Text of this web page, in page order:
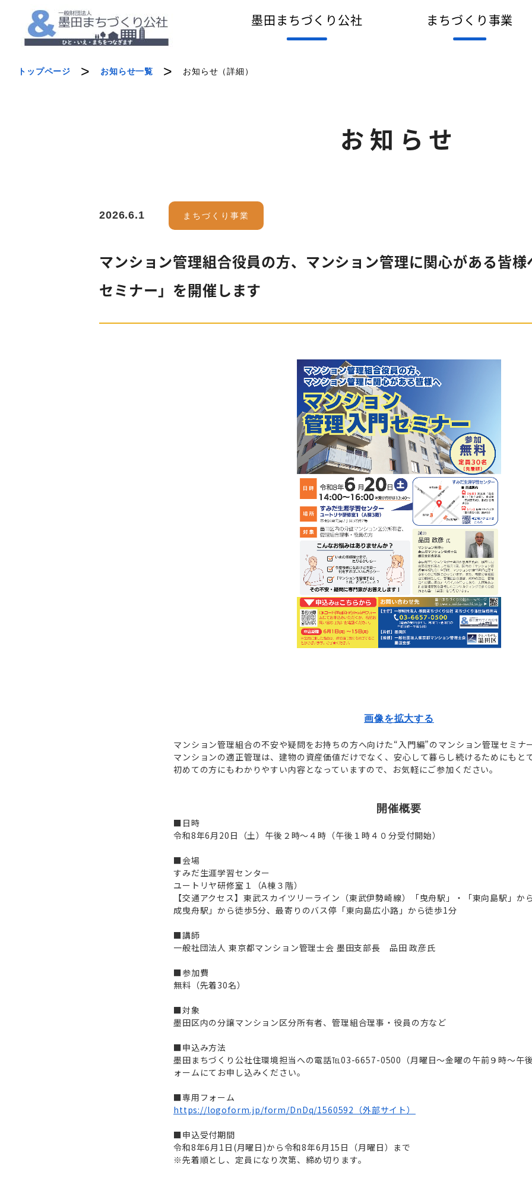
墨田まちづくり公社 まちづくり事業
トップページ お知らせ一覧 お知らせ（詳細）
お知らせ
2026.6.1 まちづくり事業
マンション管理組合役員の方、マンション管理に関心がある皆
セミナー」を開催します
画像を拡大する
マンション管理組合の不安や疑問をお持ちの方へ向けた“入門編”のマンション管理セミナ
マンションの適正管理は、建物の資産価値だけでなく、安心して暮らし続けるためにもと
初めての方にもわかりやすい内容となっていますので、お気軽にご参加ください。
開催概要
■日時
令和8年6月20日（土）午後２時～４時（午後１時４０分受付開始）
■会場
すみだ生涯学習センター
ユートリヤ研修室１（A棟３階）
【交通アクセス】東武スカイツリーライン（東武伊勢崎線）「曳舟駅」・「東向島駅」か
成曳舟駅」から徒歩5分、最寄りのバス停「東向島広小路」から徒歩1分
■講師
一般社団法人 東京都マンション管理士会 墨田支部長 品田 政彦氏
■参加費
無料（先着30名）
■対象
墨田区内の分譲マンション区分所有者、管理組合理事・役員の方など
■申込み方法
墨田まちづくり公社住環境担当への電話℡03-6657-0500（月曜日～金曜の午前９時～午
ォームにてお申し込みください。
■専用フォーム
https://logoform.jp/form/DnDq/1560592（外部サイト）
■申込受付期間
令和8年6月1日(月曜日)から令和8年6月15日（月曜日）まで
※先着順とし、定員になり次第、締め切ります。